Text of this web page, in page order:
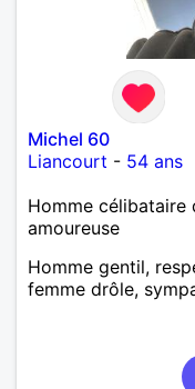
Michel 60
Liancourt - 54 ans
Homme célibataire
amoureuse
Homme gentil,
femme drôle,